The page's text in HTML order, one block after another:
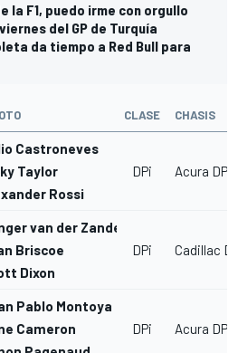
la F1, puedo irme con orgullo
del GP de Turquía
da tiempo a Red Bull para
CLASE CHASIS
Castroneves
Taylor
Rossi
DPi Acura DPi
van der Zande
Briscoe
Dixon
DPi Cadillac
Pablo Montoya
Cameron
DPi Acura DPi